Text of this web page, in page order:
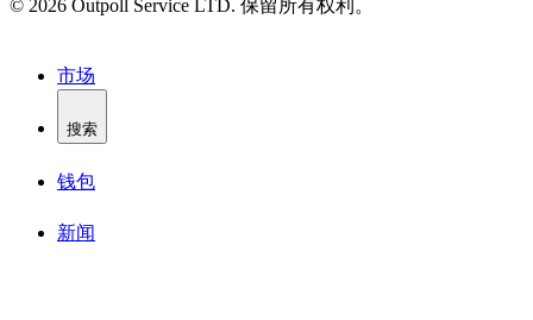
© 2026 Outpoll Service LTD. 保留所有权利。
市场
搜索
钱包
新闻